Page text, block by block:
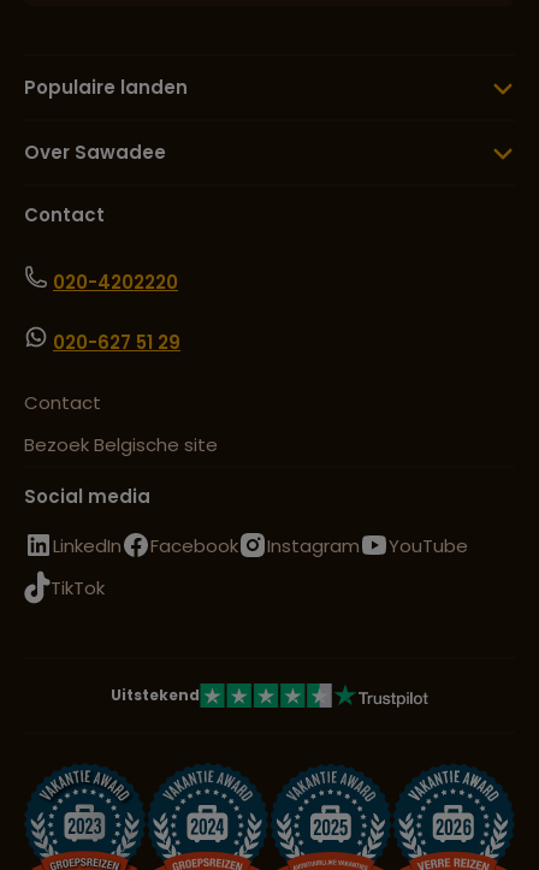
Populaire landen
Over Sawadee
Contact
020-4202220
020-627 51 29
Contact
Bezoek Belgische site
Social media
LinkedIn
Facebook Instagram
YouTube
TikTok
Uitstekend